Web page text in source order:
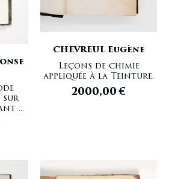
sur
...
CHEVREUL Eugène
Leçons de chimie
appliquée à la Teinture.
2000,00€